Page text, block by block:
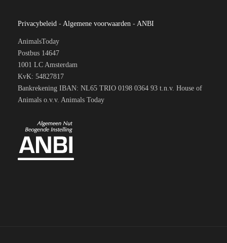
Privacybeleid - Algemene voorwaarden - ANBI
AnimalsToday
Postbus 14647
1001 LC Amsterdam
KvK: 54827817
Bankrekening IBAN: NL65 TRIO 0198 0364 93 t.n.v. House of
Animals o.v.v. Animals Today